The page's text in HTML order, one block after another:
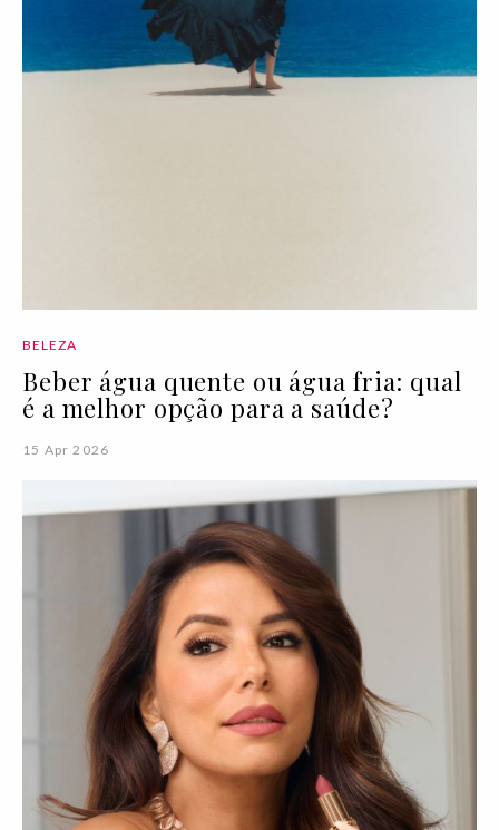
BELEZA
Beber água quente ou água fria: qual
é a melhor opção para a saúde?
15 Apr 2026